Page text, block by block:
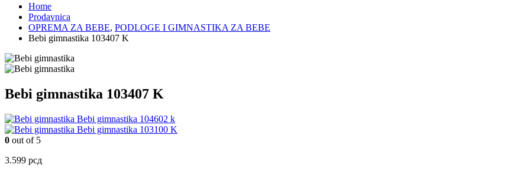
Home
Prodavnica
OPREMA ZA BEBE, PODLOGE I GIMNASTIKA ZA BEBE
Bebi gimnastika 103407 K
Bebi gimnastika 103407 K
Bebi gimnastika 104602 k
Bebi gimnastika 103100 K
0 out of 5
3.599 рсд